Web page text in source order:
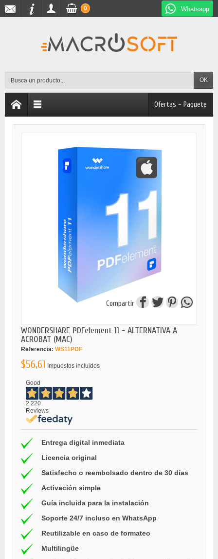
Whatsapp
OK
0
Ofertas - Paquete
Compartir
WONDERSHARE PDFelement 11 - ALTERNATIVA A
ACROBAT (MAC)
Referencia: WS11PDF
$56,61 Impuestos incluidos
Good
2.220
Reviews
Entrega digital inmediata
Licencia original
Satisfecho o reembolsado dentro de 30 días
Activación simple
Guía incluida para la instalación
Soporte 24/7 incluso en WhatsApp
Reutilizable en caso de formateo
Multilingüe